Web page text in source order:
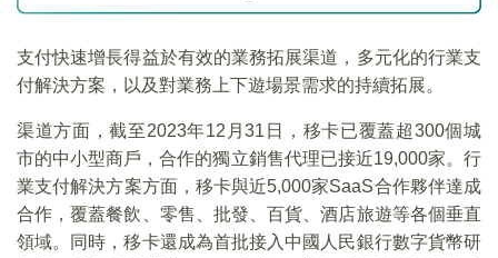
支付快速增長得益於有效的業務拓展渠道，多元化的行業支
付解決方案，以及對業務上下遊場景需求的持續拓展。
渠道方面，截至2023年12月31日，移卡已覆蓋超300個城
市的中小型商戶，合作的獨立銷售代理已接近19,000家。行
業支付解決方案方面，移卡與近5,000家SaaS合作夥伴達成
合作，覆蓋餐飲、零售、批發、百貨、酒店旅遊等各個垂直
領域。同時，移卡還成為首批接入中國人民銀行數字貨幣研